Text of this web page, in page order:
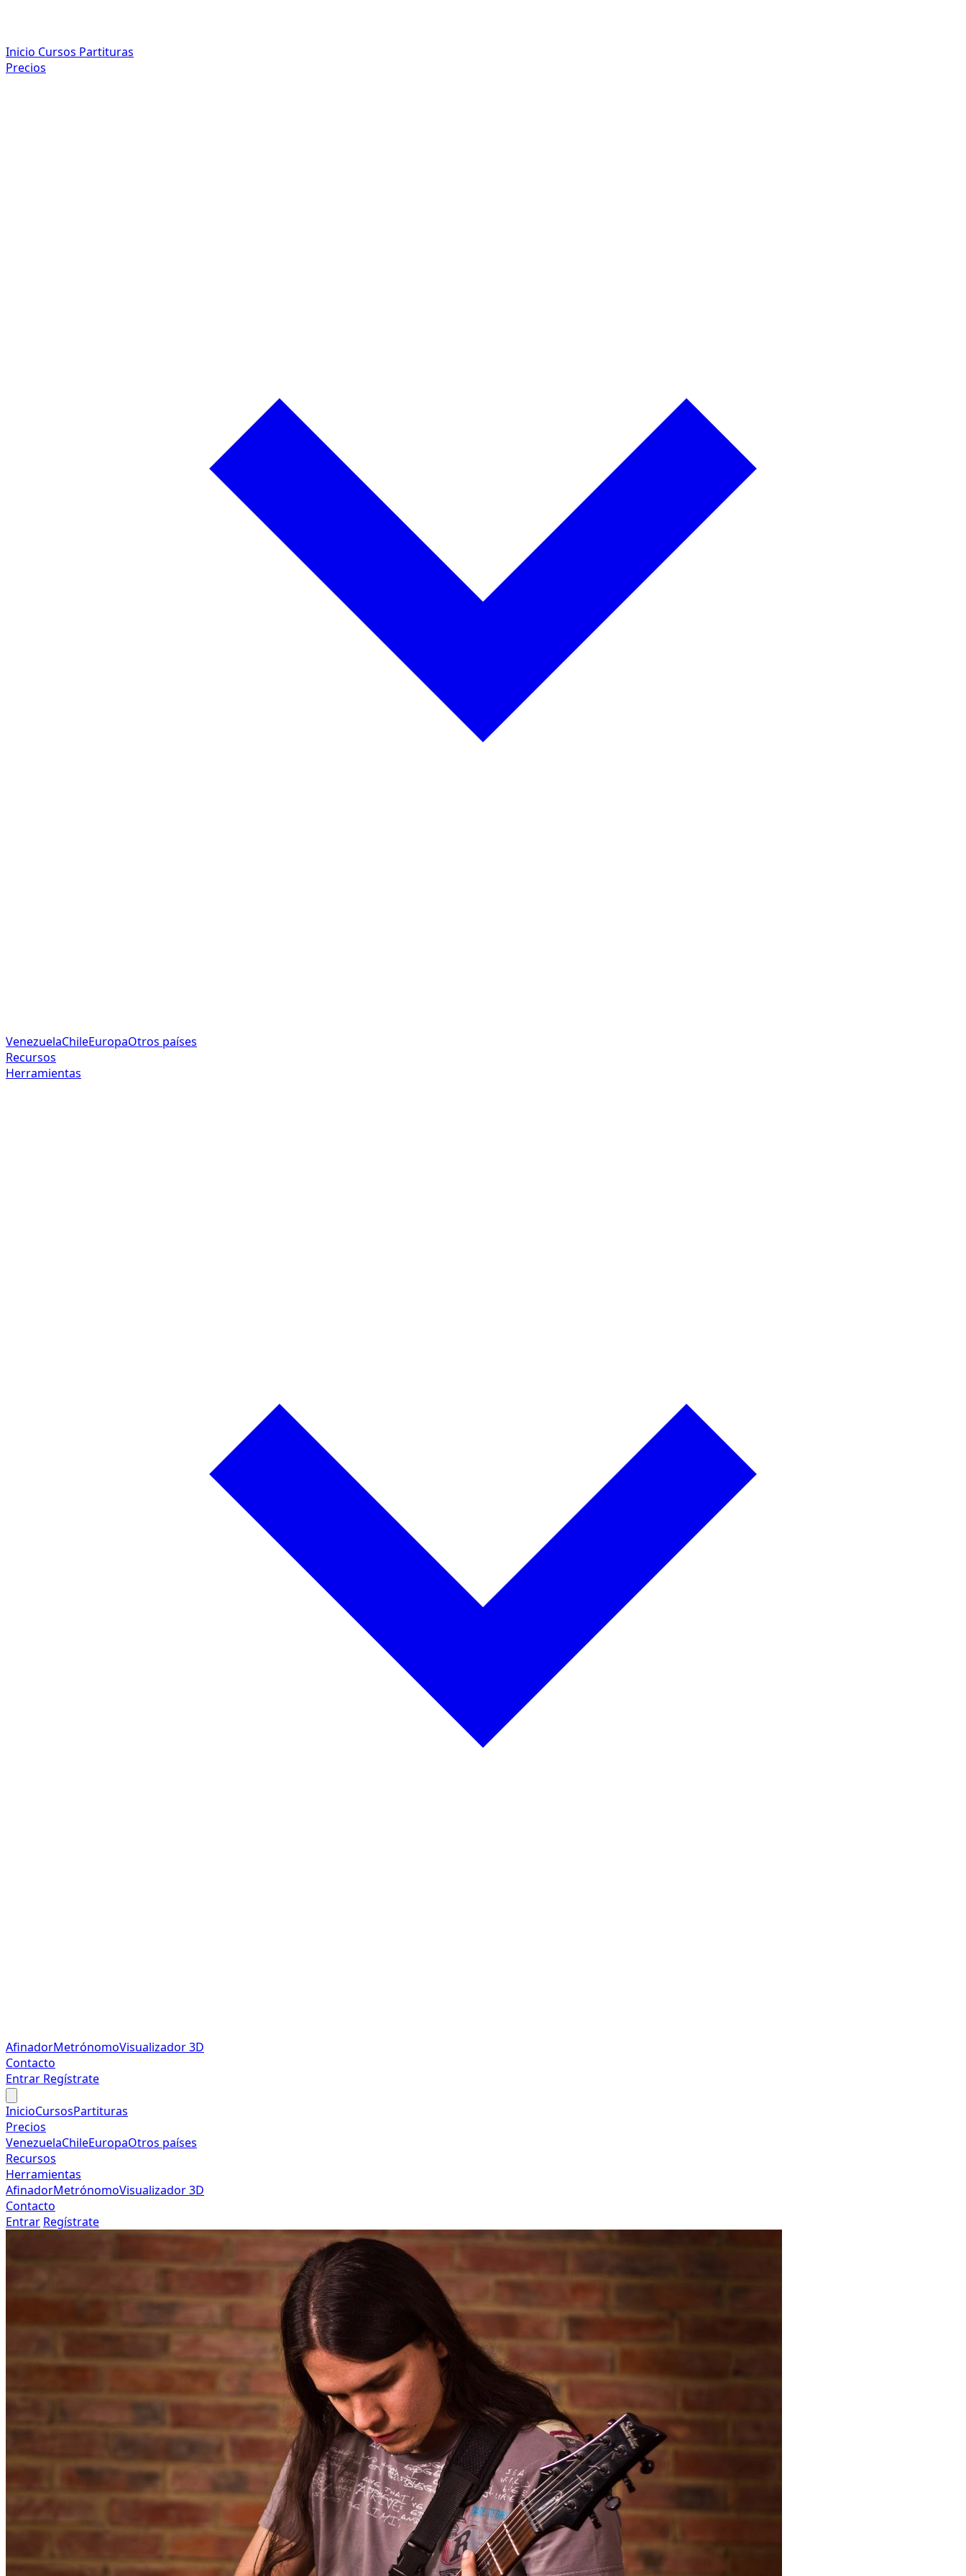
Inicio Cursos Partituras
Precios
VenezuelaChileEuropaOtros países
Recursos
Herramientas
AfinadorMetrónomoVisualizador 3D
Contacto
Entrar Regístrate
InicioCursosPartituras
Precios
VenezuelaChileEuropaOtros países
Recursos
Herramientas
AfinadorMetrónomoVisualizador 3D
Contacto
Entrar Regístrate